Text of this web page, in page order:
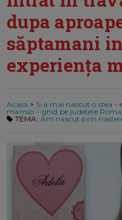
dupa
săptamani
experiența
Acasa > S-a mai nascut o stea -
mamici - ghid pe judetele
TEMA: Am nascut prin